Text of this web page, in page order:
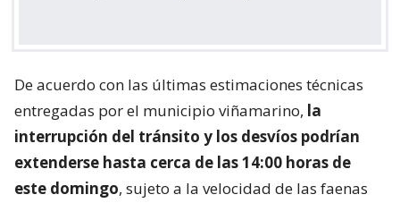
De acuerdo con las últimas estimaciones técnicas
entregadas por el municipio viñamarino, la
interrupción del tránsito y los desvíos podrían
extenderse hasta cerca de las 14:00 horas de
este domingo, sujeto a la velocidad de las faenas